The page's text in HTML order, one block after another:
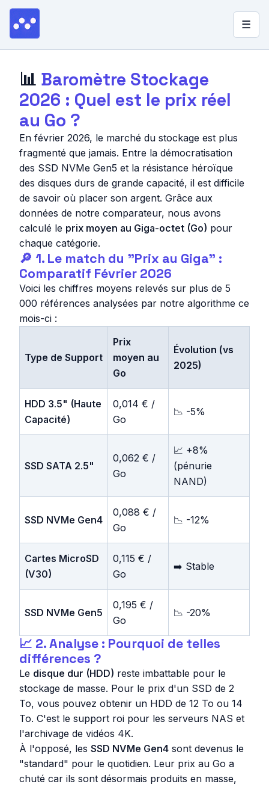
☰
▼
Quel stockage choisir ?
Blog
À propos
📊 Baromètre Stockage
2026 : Quel est le prix réel
au Go ?
En février 2026, le marché du stockage est plus
fragmenté que jamais. Entre la démocratisation
des SSD NVMe Gen5 et la résistance héroïque
des disques durs de grande capacité, il est difficile
de savoir où placer son argent. Grâce aux
données de notre comparateur, nous avons
calculé le prix moyen au Giga-octet (Go) pour
chaque catégorie.
🔎 1. Le match du "Prix au Giga" :
Comparatif Février 2026
Voici les chiffres moyens relevés sur plus de 5
000 références analysées par notre algorithme ce
mois-ci :
Type de Support
Prix
moyen au
Go
Évolution (vs
2025)
HDD 3.5" (Haute
Capacité)
0,014 € /
Go
📉 -5%
SSD SATA 2.5"
0,062 € /
Go
📈 +8%
(pénurie
NAND)
SSD NVMe Gen4
0,088 € /
Go
📉 -12%
Cartes MicroSD
(V30)
0,115 € /
Go
➡️ Stable
SSD NVMe Gen5
0,195 € /
Go
📉 -20%
📈 2. Analyse : Pourquoi de telles
différences ?
Le disque dur (HDD) reste imbattable pour le
stockage de masse. Pour le prix d'un SSD de 2
To, vous pouvez obtenir un HDD de 12 To ou 14
To. C'est le support roi pour les serveurs NAS et
l'archivage de vidéos 4K.
À l'opposé, les SSD NVMe Gen4 sont devenus le
"standard" pour le quotidien. Leur prix au Go a
chuté car ils sont désormais produits en masse,